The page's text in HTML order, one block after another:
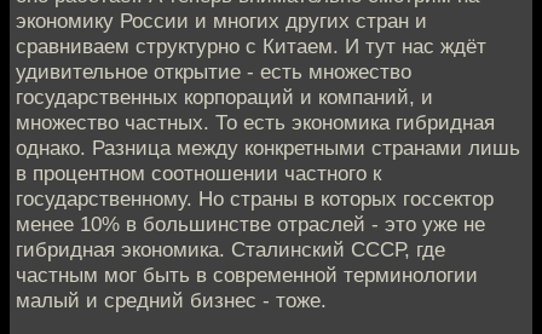
экономику России и многих других стран и
сравниваем структурно с Китаем. И тут нас ждёт
удивительное открытие - есть множество
государственных корпораций и компаний, и
множество частных. То есть экономика гибридная
однако. Разница между конкретными странами лишь
в процентном соотношении частного к
государственному. Но страны в которых госсектор
менее 10% в большинстве отраслей - это уже не
гибридная экономика. Сталинский СССР, где
частным мог быть в современной терминологии
малый и средний бизнес - тоже.